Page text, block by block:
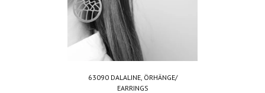
63090 DALALINE, ÖRHÄNGE/
EARRINGS